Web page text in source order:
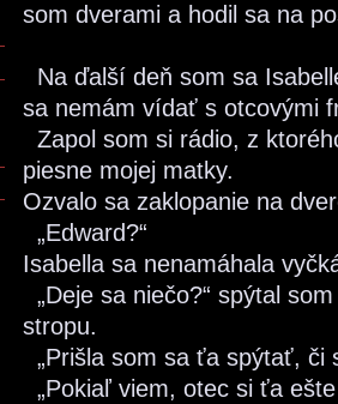
som dverami a hodil sa na
Na ďalší deň som sa
sa nemám vídať s otcovými
Zapol som si rádio, z
piesne mojej matky.
Ozvalo sa zaklopanie na
„Edward?“
Isabella sa nenamáhala
„Deje sa niečo?“ spýtal
stropu.
„Prišla som sa ťa spýtať, či
„Pokiaľ viem, otec si ťa